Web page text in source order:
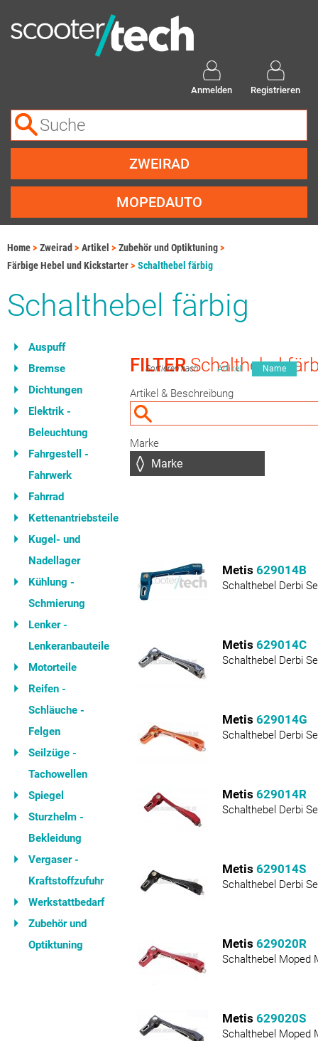
Anmelden Registrieren
ZWEIRAD
MOPEDAUTO
Home Zweirad Artikel
Zubehör und Optiktuning
Färbige Hebel und Kickstarter
Schalthebel färbig
Schalthebel färbig
Auspuff
Bremse
Dichtungen
Elektrik -
Beleuchtung
Fahrgestell -
Fahrwerk
Fahrrad
Kettenantriebsteile
Kugel- und
Nadellager
Kühlung -
Schmierung
Lenker -
Lenkeranbauteile
Motorteile
Reifen -
Schläuche -
Felgen
Seilzüge -
Tachowellen
Spiegel
Sturzhelm -
Bekleidung
Vergaser -
Kraftstoffzufuhr
Werkstattbedarf
Zubehör und
Optiktuning
FILTERSchalthebel
Sortieren nach Artikel Name
Artikel & Beschreibung
Marke
Metis 629014B
Schalthebel Derbi
Metis 629014C
Schalthebel Derbi
Metis 629014G
Schalthebel Derbi
Metis 629014R
Schalthebel Derbi
Metis 629014S
Schalthebel Derbi
Metis 629020R
Schalthebel Moped
Metis 629020S
Schalthebel Moped